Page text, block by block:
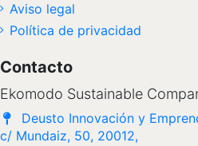
Aviso legal
Política de privacidad
Contacto
Ekomodo Sustainable
Deusto Innovación y
c/ Mundaiz, 50, 20012,